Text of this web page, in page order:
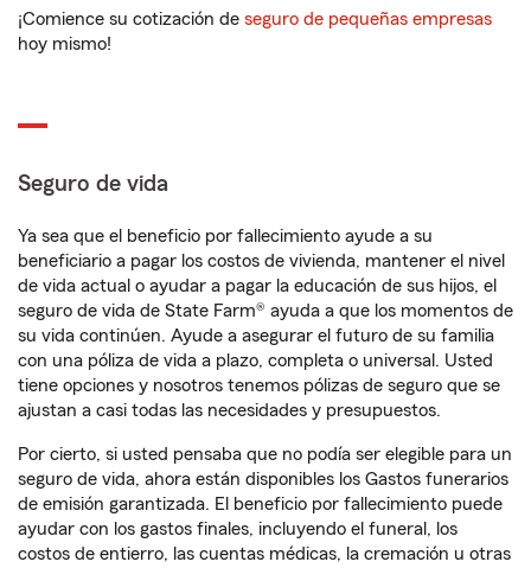
¡Comience su cotización de seguro de pequeñas empresas
hoy mismo!
Seguro de vida
Ya sea que el beneficio por fallecimiento ayude a su
beneficiario a pagar los costos de vivienda, mantener el nivel
de vida actual o ayudar a pagar la educación de sus hijos, el
seguro de vida de State Farm® ayuda a que los momentos de
su vida continúen. Ayude a asegurar el futuro de su familia
con una póliza de vida a plazo, completa o universal. Usted
tiene opciones y nosotros tenemos pólizas de seguro que se
ajustan a casi todas las necesidades y presupuestos.
Por cierto, si usted pensaba que no podía ser elegible para un
seguro de vida, ahora están disponibles los Gastos funerarios
de emisión garantizada. El beneficio por fallecimiento puede
ayudar con los gastos finales, incluyendo el funeral, los
costos de entierro, las cuentas médicas, la cremación u otras